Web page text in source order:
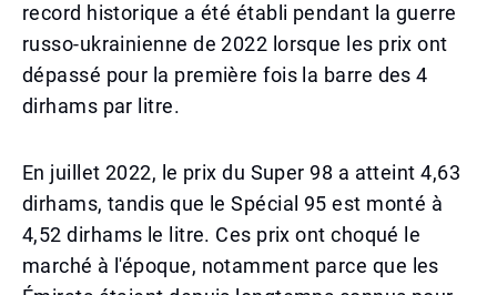
record historique a été établi pendant la guerre
russo-ukrainienne de 2022 lorsque les prix ont
dépassé pour la première fois la barre des 4
dirhams par litre.
En juillet 2022, le prix du Super 98 a atteint 4,63
dirhams, tandis que le Spécial 95 est monté à
4,52 dirhams le litre. Ces prix ont choqué le
marché à l'époque, notamment parce que les